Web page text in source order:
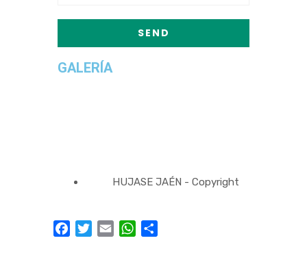
GALERÍA
HUJASE JAÉN - Copyright
FacebookTwitter
Email WhatsApp